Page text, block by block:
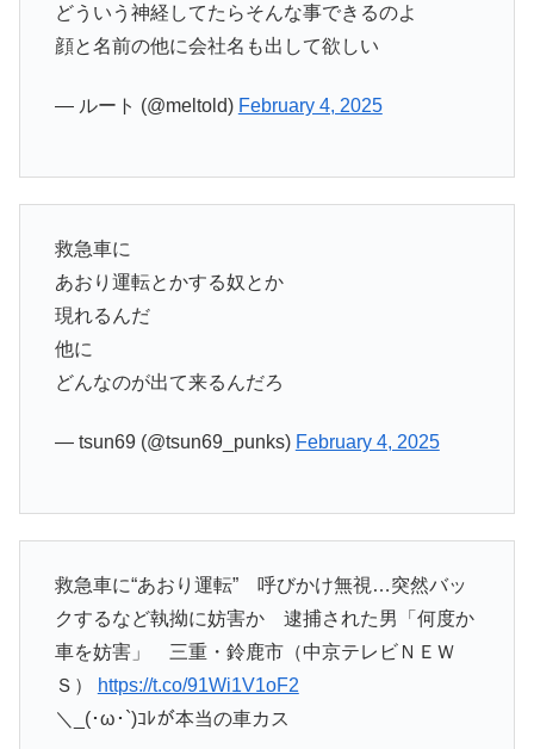
どういう神経してたらそんな事できるのよ
顔と名前の他に会社名も出して欲しい
— ルート (@meltold) February 4, 2025
救急車に
あおり運転とかする奴とか
現れるんだ
他に
どんなのが出て来るんだろ
— tsun69 (@tsun69_punks) February 4, 2025
救急車に“あおり運転” 呼びかけ無視…突然バッ
クするなど執拗に妨害か 逮捕された男「何度か
車を妨害」 三重・鈴鹿市（中京テレビＮＥＷ
Ｓ）
https://t.co/91Wi1V1oF2
＼_(･ω･`)ｺﾚが本当の車カス